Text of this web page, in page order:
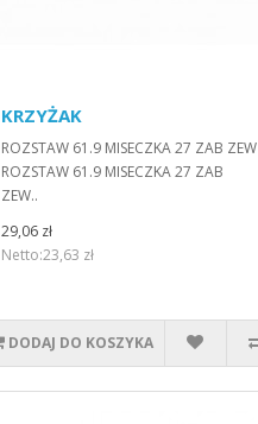
KRZYŻAK
ROZSTAW 61.9 MISECZKA 27 ZAB ZEW
ROZSTAW 61.9 MISECZKA 27 ZAB
ZEW..
29,06 zł
Netto:23,63 zł
DODAJ DO KOSZYKA